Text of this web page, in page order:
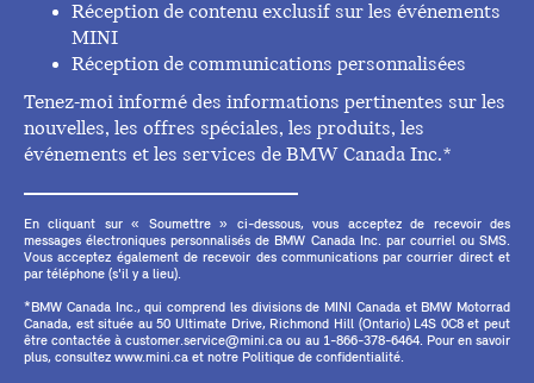
Réception de contenu exclusif sur les événements
MINI
Réception de communications personnalisées
Tenez-moi informé des informations pertinentes sur les
nouvelles, les offres spéciales, les produits, les
événements et les services de BMW Canada Inc.*
En cliquant sur « Soumettre » ci-dessous, vous acceptez de recevoir des
messages électroniques personnalisés de BMW Canada Inc. par courriel ou SMS.
Vous acceptez également de recevoir des communications par courrier direct et
par téléphone (s'il y a lieu).
*BMW Canada Inc., qui comprend les divisions de MINI Canada et BMW Motorrad
Canada, est située au 50 Ultimate Drive, Richmond Hill (Ontario) L4S 0C8 et peut
être contactée à customer.service@mini.ca ou au 1-866-378-6464. Pour en savoir
plus, consultez www.mini.ca et notre Politique de confidentialité.